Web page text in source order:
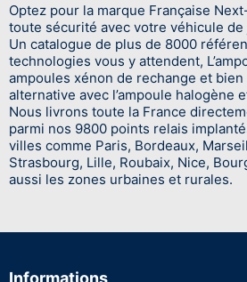
Optez pour la marque Française
toute sécurité avec votre véhicule
Un catalogue de plus de 8000
technologies vous y attendent,
ampoules xénon de rechange et
alternative avec l’ampoule halogène
Nous livrons toute la France
parmi nos 9800 points relais
villes comme Paris, Bordeaux,
Strasbourg, Lille, Roubaix, Nice,
aussi les zones urbaines et rurales.
Informations